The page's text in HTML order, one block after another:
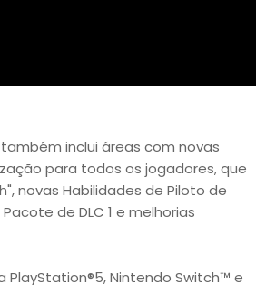
também inclui áreas com novas
para todos os jogadores, que
novas Habilidades de Piloto de
Pacote de DLC 1 e melhorias
PlayStation®5, Nintendo Switch™ e